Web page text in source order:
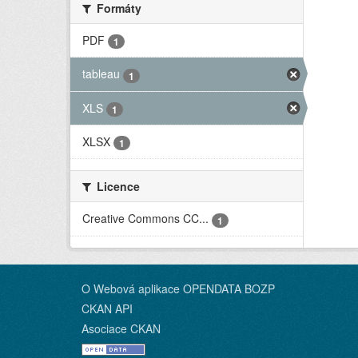
Formáty
PDF
1
tableau 1
XLS 1
XLSX 1
Licence
Creative Commons CC...
1
O Webová aplikace OPENDATA BOZP
CKAN API
Asociace CKAN